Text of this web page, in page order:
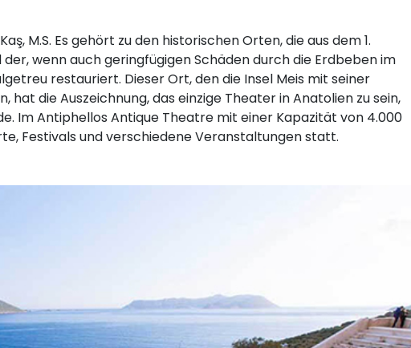
M.S. Es gehört zu den historischen Orten, die aus dem 1.
wenn auch geringfügigen Schäden durch die Erdbeben im
restauriert. Dieser Ort, den die Insel Meis mit seiner
hat die Auszeichnung, das einzige Theater in Anatolien zu sein,
Im Antiphellos Antique Theatre mit einer Kapazität von 4.000
Festivals und verschiedene Veranstaltungen statt.